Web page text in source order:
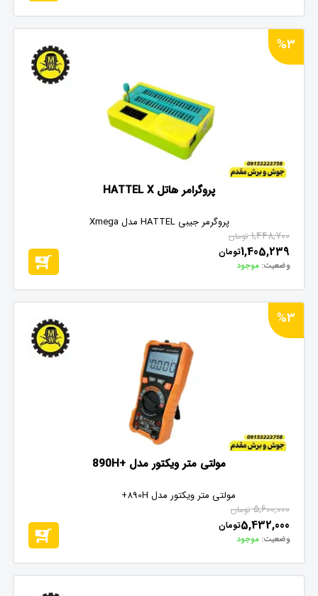
%3
پروگرامر هاتل HATTEL X
پروگرمر جیبی HATTEL مدل Xmega
1,448,700 تومان
1,405,239تومان
وضعیت: موجود
%3
مولتی متر ویکتور مدل +890H
مولتی متر ویکتور مدل 890H+
5,600,000 تومان
5,432,000تومان
وضعیت: موجود